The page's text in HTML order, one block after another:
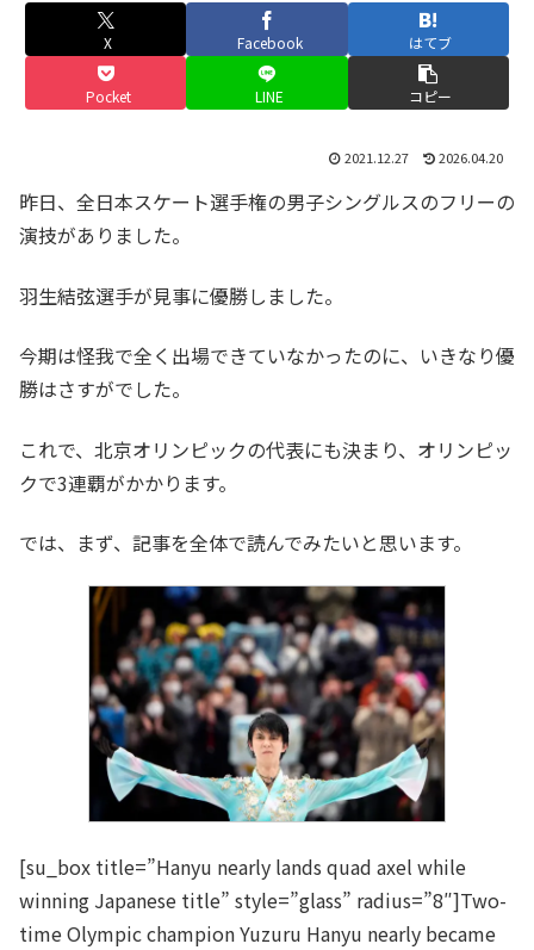
X Facebook はてブ
Pocket LINE コピー
2021.12.27 2026.04.20
昨日、全日本スケート選手権の男子シングルスのフリーの
演技がありました。
羽生結弦選手が見事に優勝しました。
今期は怪我で全く出場できていなかったのに、いきなり優
勝はさすがでした。
これで、北京オリンピックの代表にも決まり、オリンピッ
クで3連覇がかかります。
では、まず、記事を全体で読んでみたいと思います。
[su_box title=”Hanyu nearly lands quad axel while
winning Japanese title” style=”glass” radius=”8″]Two-
time Olympic champion Yuzuru Hanyu nearly became